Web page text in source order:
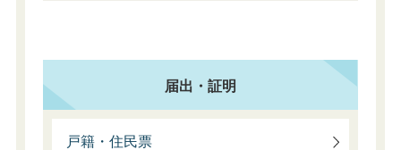
届出・証明
戸籍・住民票